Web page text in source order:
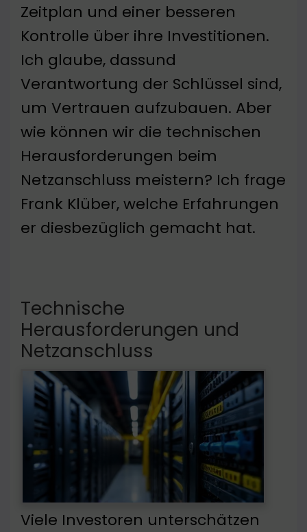
Zeitplan und einer besseren
Kontrolle über ihre Investitionen.
Ich glaube, dassund
Verantwortung der Schlüssel sind,
um Vertrauen aufzubauen. Aber
wie können wir die technischen
Herausforderungen beim
Netzanschluss meistern? Ich frage
Frank Klüber, welche Erfahrungen
er diesbezüglich gemacht hat.
Technische
Herausforderungen und
Netzanschluss
Viele Investoren unterschätzen